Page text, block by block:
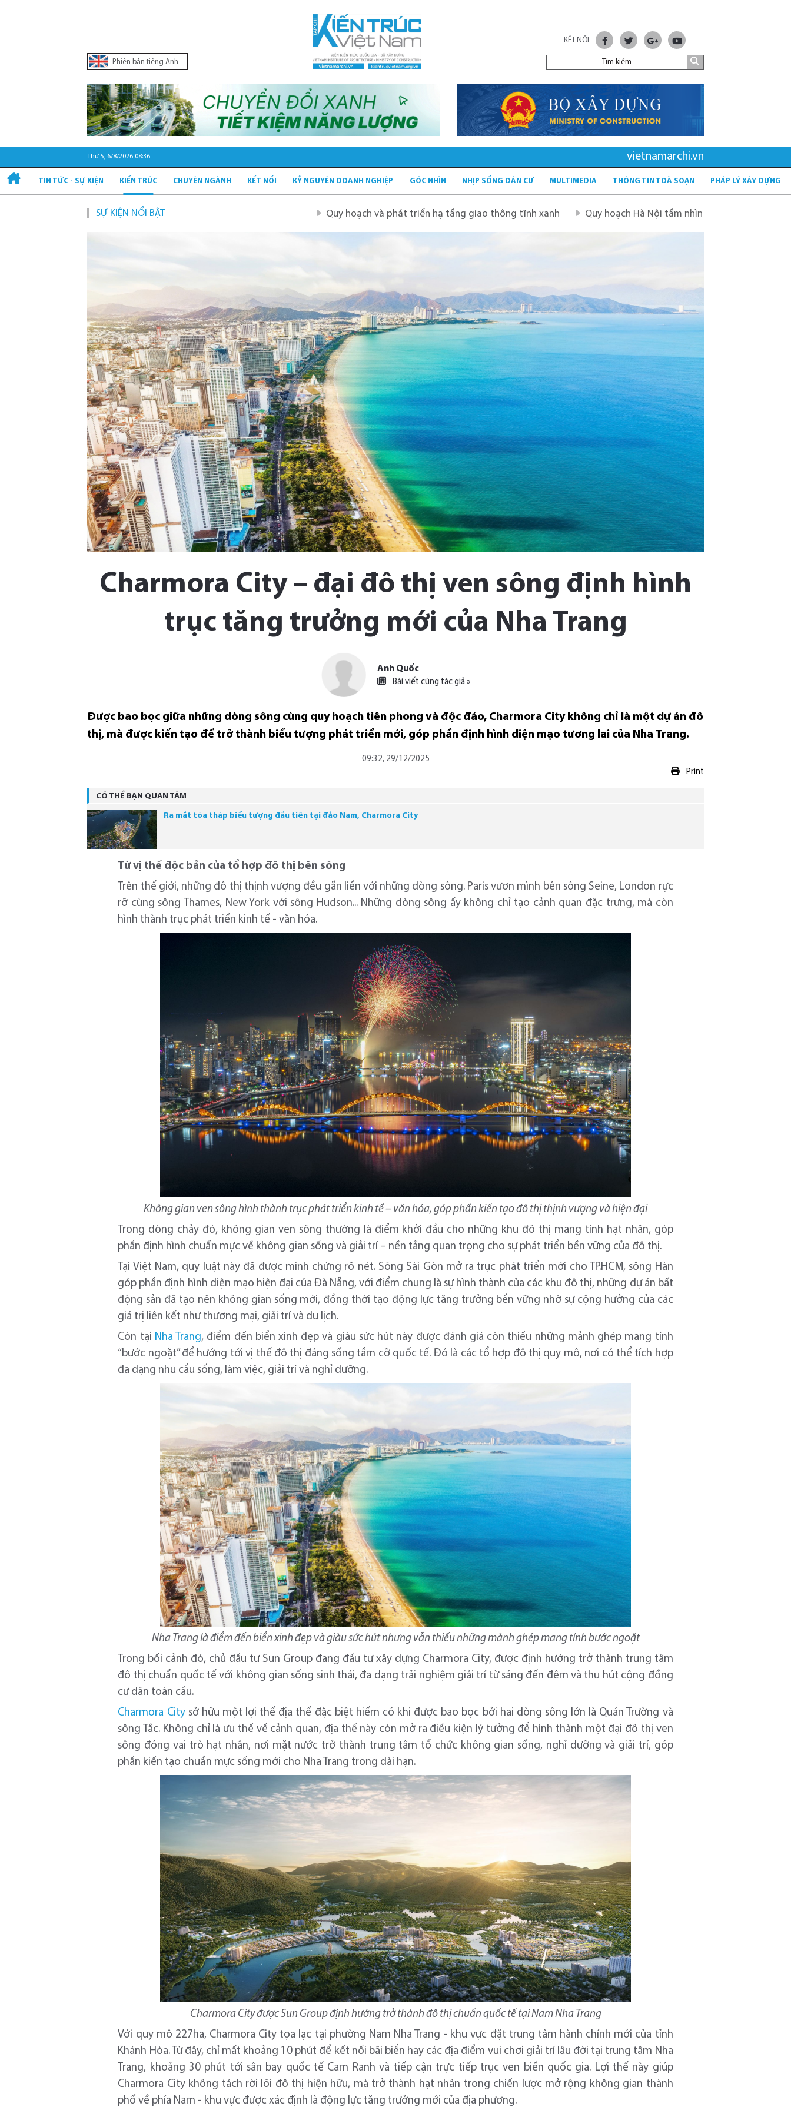
Phiên bản tiếng Anh
KẾT NỐI
Thứ 5, 6/8/2026 08:36 vietnamarchi.vn
TIN TỨC - SỰ KIỆN KIẾN TRÚC CHUYÊN NGÀNH KẾT NỐI KỶ NGUYÊN DOANH NGHIỆP GÓC NHÌN NHỊP SỐNG DÂN CƯ MULTIMEDIA THÔNG TIN TOÀ SOẠN PHÁP LÝ XÂY DỰNG
SỰ KIỆN NỔI BẬT Quy hoạch và phát triển hạ tầng giao thông tĩnh xanh Quy hoạch Hà Nội tầm nhìn 100 năm Quy hoạch mới sau
Charmora City – đại đô thị ven sông định hình
trục tăng trưởng mới của Nha Trang
Anh Quốc
Bài viết cùng tác giả »
Được bao bọc giữa những dòng sông cùng quy hoạch tiên phong và độc đáo, Charmora City không chỉ là một dự án đô
thị, mà được kiến tạo để trở thành biểu tượng phát triển mới, góp phần định hình diện mạo tương lai của Nha Trang.
09:32, 29/12/2025
Print
CÓ THỂ BẠN QUAN TÂM
Ra mắt tòa tháp biểu tượng đầu tiên tại đảo Nam, Charmora City
Từ vị thế độc bản của tổ hợp đô thị bên sông
Trên thế giới, những đô thị thịnh vượng đều gắn liền với những dòng sông. Paris vươn mình bên sông Seine, London rực
rỡ cùng sông Thames, New York với sông Hudson... Những dòng sông ấy không chỉ tạo cảnh quan đặc trưng, mà còn
hình thành trục phát triển kinh tế - văn hóa.
Không gian ven sông hình thành trục phát triển kinh tế – văn hóa, góp phần kiến tạo đô thị thịnh vượng và hiện đại
Trong dòng chảy đó, không gian ven sông thường là điểm khởi đầu cho những khu đô thị mang tính hạt nhân, góp
phần định hình chuẩn mực về không gian sống và giải trí – nền tảng quan trọng cho sự phát triển bền vững của đô thị.
Tại Việt Nam, quy luật này đã được minh chứng rõ nét. Sông Sài Gòn mở ra trục phát triển mới cho TP.HCM, sông Hàn
góp phần định hình diện mạo hiện đại của Đà Nẵng, với điểm chung là sự hình thành của các khu đô thị, những dự án bất
động sản đã tạo nên không gian sống mới, đồng thời tạo động lực tăng trưởng bền vững nhờ sự cộng hưởng của các
giá trị liên kết như thương mại, giải trí và du lịch.
Còn tại Nha Trang, điểm đến biển xinh đẹp và giàu sức hút này được đánh giá còn thiếu những mảnh ghép mang tính
“bước ngoặt” để hướng tới vị thế đô thị đáng sống tầm cỡ quốc tế. Đó là các tổ hợp đô thị quy mô, nơi có thể tích hợp
đa dạng nhu cầu sống, làm việc, giải trí và nghỉ dưỡng.
Nha Trang là điểm đến biển xinh đẹp và giàu sức hút nhưng vẫn thiếu những mảnh ghép mang tính bước ngoặt
Trong bối cảnh đó, chủ đầu tư Sun Group đang đầu tư xây dựng Charmora City, được định hướng trở thành trung tâm
đô thị chuẩn quốc tế với không gian sống sinh thái, đa dạng trải nghiệm giải trí từ sáng đến đêm và thu hút cộng đồng
cư dân toàn cầu.
Charmora Citysở hữu một lợi thế địa thế đặc biệt hiếm có khi được bao bọc bởi hai dòng sông lớn là Quán Trường và
sông Tắc. Không chỉ là ưu thế về cảnh quan, địa thế này còn mở ra điều kiện lý tưởng để hình thành một đại đô thị ven
sông đóng vai trò hạt nhân, nơi mặt nước trở thành trung tâm tổ chức không gian sống, nghỉ dưỡng và giải trí, góp
phần kiến tạo chuẩn mực sống mới cho Nha Trang trong dài hạn.
Charmora City được Sun Group định hướng trở thành đô thị chuẩn quốc tế tại Nam Nha Trang
Với quy mô 227ha, Charmora City tọa lạc tại phường Nam Nha Trang - khu vực đặt trung tâm hành chính mới của tỉnh
Khánh Hòa. Từ đây, chỉ mất khoảng 10 phút để kết nối bãi biển hay các địa điểm vui chơi giải trí lâu đời tại trung tâm Nha
Trang, khoảng 30 phút tới sân bay quốc tế Cam Ranh và tiếp cận trực tiếp trục ven biển quốc gia. Lợi thế này giúp
Charmora City không tách rời lõi đô thị hiện hữu, mà trở thành hạt nhân trong chiến lược mở rộng không gian thành
phố về phía Nam - khu vực được xác định là động lực tăng trưởng mới của địa phương.